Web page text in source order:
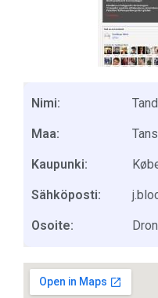
Nimi:
Maa:
Kaupunki:
Sähköposti:
Osoite: